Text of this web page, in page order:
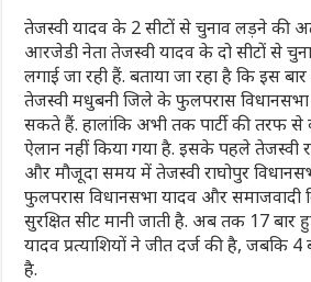
तेजस्वी यादव के 2 सीटों से चुनाव लड़ने की
आरजेडी नेता तेजस्वी यादव के दो सीटों से
लगाई जा रही हैं. बताया जा रहा है कि इस
तेजस्वी मधुबनी जिले के फुलपरास विधानसभा
सकते हैं. हालांकि अभी तक पार्टी की तरफ
ऐलान नहीं किया गया है. इसके पहले तेजस्वी
और मौजूदा समय में तेजस्वी राघोपुर
फुलपरास विधानसभा यादव और समाजवादी
सुरक्षित सीट मानी जाती है. अब तक 17 बार
यादव प्रत्याशियों ने जीत दर्ज की है, जबकि 4
है.